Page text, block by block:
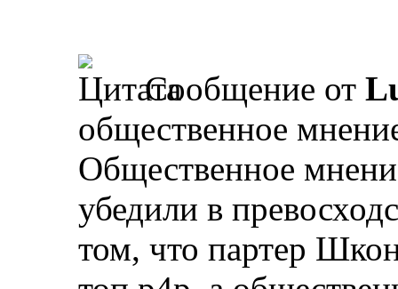
Сообщение от
общественное
Общественное
убедили в
том, что партер